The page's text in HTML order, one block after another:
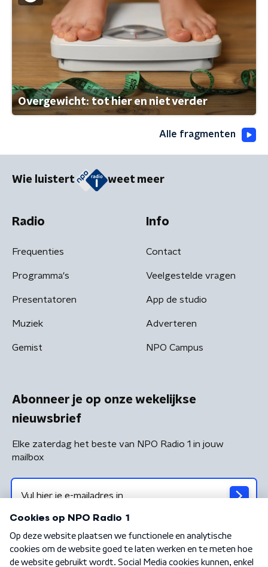
Overgewicht: tot hier en niet verder
Alle fragmenten
Wie luistert weet meer
Radio
Frequenties
Programma's
Presentatoren
Muziek
Gemist
Info
Contact
Veelgestelde vragen
App de studio
Adverteren
NPO Campus
Abonneer je op onze wekelijkse
nieuwsbrief
Elke zaterdag het beste van NPO Radio 1 in jouw
mailbox